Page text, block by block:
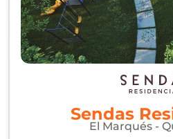
Sendas
El Marqués -